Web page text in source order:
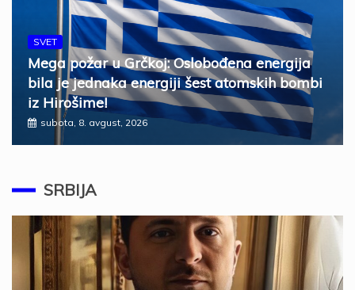
SVET
Mega požar u Grčkoj: Oslobođena energija
bila je jednaka energiji šest atomskih bombi
iz Hirošime!
subota, 8. avgust, 2026
SRBIJA